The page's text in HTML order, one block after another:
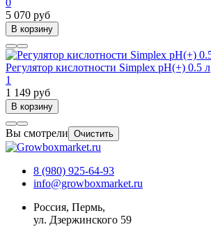
0
5 070 руб
В корзину
Регулятор кислотности Simplex рН(+) 0.5 л
1
1 149 руб
В корзину
Вы смотрели Очистить
8 (980) 925-64-93
info@growboxmarket.ru
Россия, Пермь,
ул. Дзержинского 59